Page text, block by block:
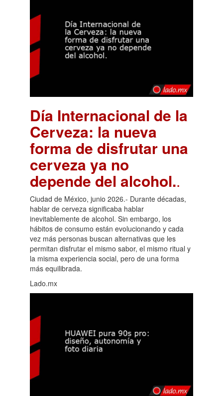
Día Internacional de la
Cerveza: la nueva
forma de disfrutar una
cerveza ya no
depende del alcohol..
Ciudad de México, junio 2026.- Durante décadas,
hablar de cerveza significaba hablar
inevitablemente de alcohol. Sin embargo, los
hábitos de consumo están evolucionando y cada
vez más personas buscan alternativas que les
permitan disfrutar el mismo sabor, el mismo ritual y
la misma experiencia social, pero de una forma
más equilibrada.
Lado.mx